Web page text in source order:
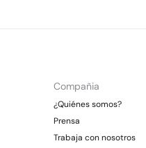
Compañia
¿Quiénes somos?
Prensa
Trabaja con nosotros